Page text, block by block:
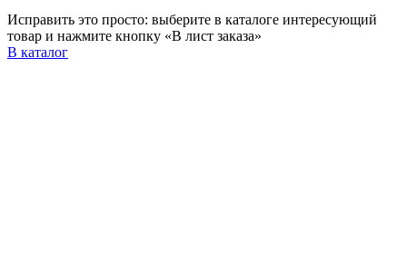
Исправить это просто: выберите в каталоге интересующий
товар и нажмите кнопку «В лист заказа»
В каталог